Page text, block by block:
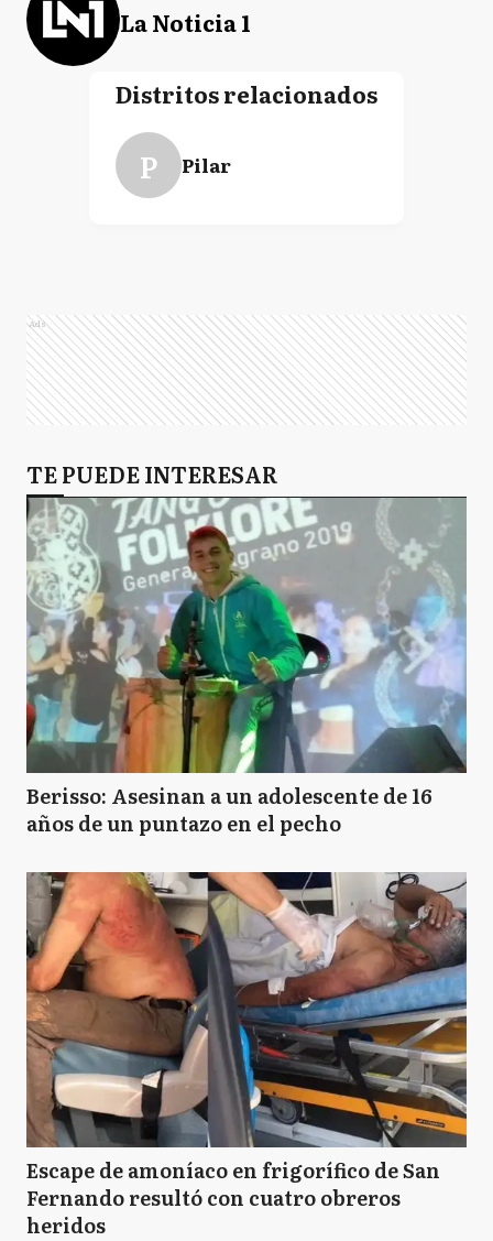
La Noticia 1
Distritos relacionados
P Pilar
Ads
TE PUEDE INTERESAR
Berisso: Asesinan a un adolescente de 16
años de un puntazo en el pecho
Escape de amoníaco en frigorífico de San
Fernando resultó con cuatro obreros
heridos